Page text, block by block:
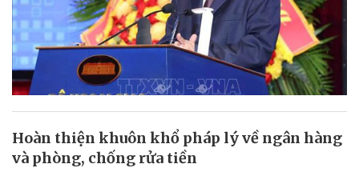
Hoàn thiện khuôn khổ pháp lý về ngân hàng
và phòng, chống rửa tiền